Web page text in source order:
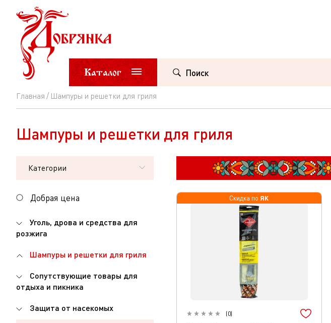
Каталог Поиск
Главная Шампуры и решетки для гриля
Шампуры
решетки
гриля
Шампуры и решетки для гриля
Категории
Добрая цена
Уголь, дрова и средства для
розжига
Шампуры и решетки для гриля
Сопутствующие товары для
отдыха и пикника
Защита от насекомых
Скидка по ЯК
(0)